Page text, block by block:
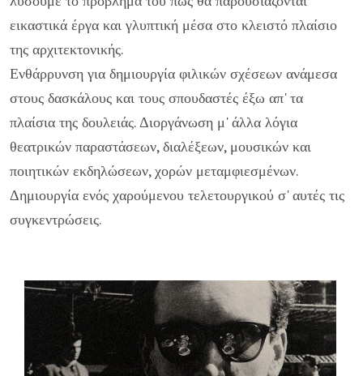
εικαστικά έργα και γλυπτική μέσα στο κλειστό πλαίσιο
της αρχιτεκτονικής.
Ενθάρρυνση για δημιουργία φιλικών σχέσεων ανάμεσα
στους δασκάλους και τους σπουδαστές έξω απ' τα
πλαίσια της δουλειάς. Διοργάνωση μ' άλλα λόγια
θεατρικών παραστάσεων, διαλέξεων, μουσικών και
ποιητικών εκδηλώσεων, χορών μεταμφιεσμένων.
Δημιουργία ενός χαρούμενου τελετουργικού σ' αυτές τις
συγκεντρώσεις.